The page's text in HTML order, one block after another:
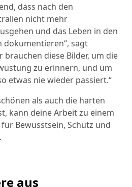
dass nach den
nicht mehr
und das Leben in den
sagt
brauchen diese Bilder, um die
zu erinnern, und um
etwas nie wieder passiert.“
als auch die harten
kann deine Arbeit zu einem
Bewusstsein, Schutz und
aus